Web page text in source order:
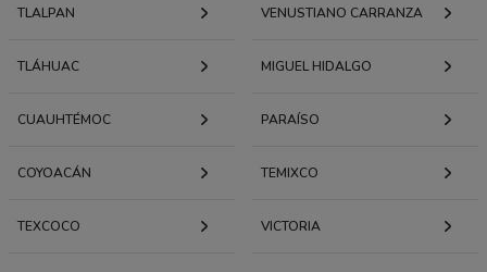
TLALPAN VENUSTIANO CARRANZA
TLÁHUAC MIGUEL HIDALGO
CUAUHTÉMOC PARAÍSO
COYOACÁN TEMIXCO
TEXCOCO VICTORIA